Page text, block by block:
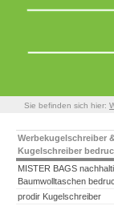
Sie befinden sich hier:
Werbekugelschreiber &
Kugelschreiber
MISTER BAGS
Baumwolltaschen
prodir Kugelschreiber